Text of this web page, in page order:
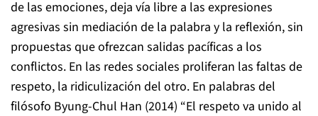
de las emociones, deja vía libre a las expresiones
agresivas sin mediación de la palabra y la reflexión, sin
propuestas que ofrezcan salidas pacíficas a los
conflictos. En las redes sociales proliferan las faltas de
respeto, la ridiculización del otro. En palabras del
filósofo Byung-Chul Han (2014) “El respeto va unido al